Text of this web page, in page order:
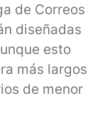
de Correos
diseñadas
esto
más largos
de menor